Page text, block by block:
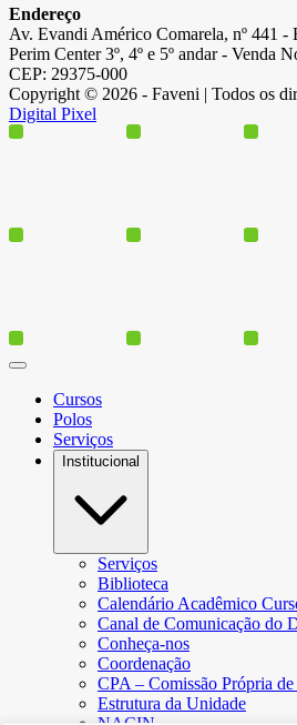
Endereço
Av. Evandi Américo Comarela, nº 441
Perim Center 3º, 4º e 5º andar - Venda
CEP: 29375-000
Copyright © 2026 - Faveni | Todos os
Digital Pixel
Cursos
Polos
Serviços
Institucional
Serviços
Biblioteca
Calendário Acadêmico
Canal de Comunicação do
Conheça-nos
Coordenação
CPA – Comissão Própria
Estrutura da Unidade